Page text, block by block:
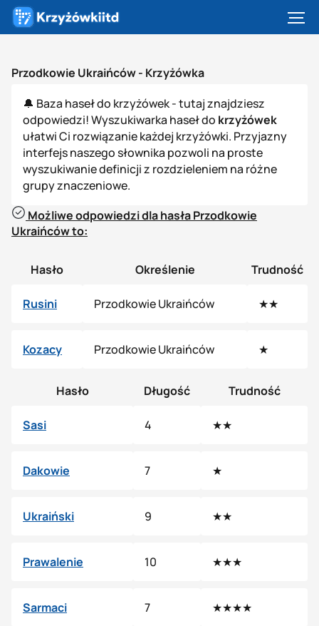
Przodkowie Ukraińców - Krzyżówka
🔔 Baza haseł do krzyżówek - tutaj znajdziesz
odpowiedzi! Wyszukiwarka haseł do krzyżówek
ułatwi Ci rozwiązanie każdej krzyżówki. Przyjazny
interfejs naszego słownika pozwoli na proste
wyszukiwanie definicji z rozdzieleniem na różne
grupy znaczeniowe.
Możliwe odpowiedzi dla hasła Przodkowie
Ukraińców to:
Hasło Określenie Trudność
Rusini Przodkowie Ukraińców ★★
Kozacy Przodkowie Ukraińców ★
Hasło Długość Trudność
Sasi 4 ★★
Dakowie 7 ★
Ukraiński 9 ★★
Prawalenie 10 ★★★
Sarmaci 7 ★★★★